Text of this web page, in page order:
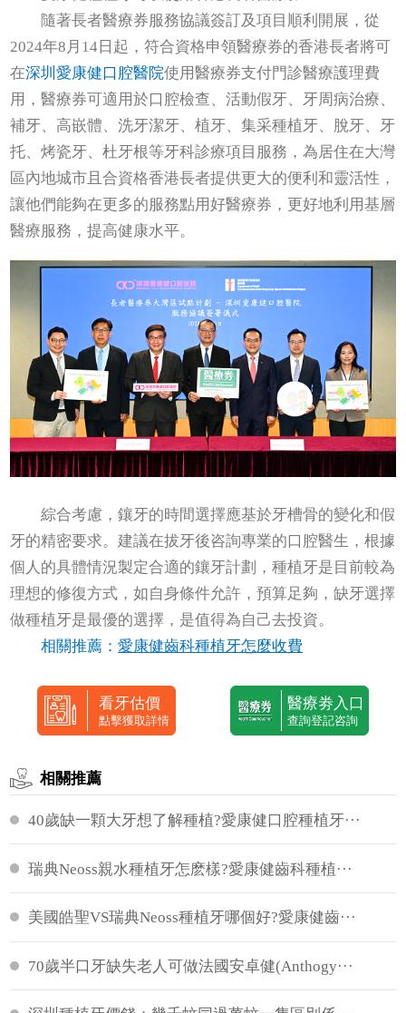
隨著長者醫療券服務協議簽訂及項目順利開展，從
2024年8月14日起，符合資格申領醫療券的香港長者將可
在深圳愛康健口腔醫院使用醫療券支付門診醫療護理費
用，醫療券可適用於口腔檢查、活動假牙、牙周病治療、
補牙、高嵌體、洗牙潔牙、植牙、集采種植牙、脫牙、牙
托、烤瓷牙、杜牙根等牙科診療項目服務，為居住在大灣
區內地城市且合資格香港長者提供更大的便利和靈活性，
讓他們能夠在更多的服務點用好醫療券，更好地利用基層
醫療服務，提高健康水平。
綜合考慮，鑲牙的時間選擇應基於牙槽骨的變化和假
牙的精密要求。建議在拔牙後咨詢專業的口腔醫生，根據
個人的具體情況製定合適的鑲牙計劃，種植牙是目前較為
理想的修復方式，如自身條件允許，預算足夠，缺牙選擇
做種植牙是最優的選擇，是值得為自己去投資。
相關推薦：愛康健齒科種植牙怎麼收費
看牙估價
點擊獲取詳情
醫療劵入口
查詢登記咨詢
相關推薦
40歲缺一顆大牙想了解種植?愛康健口腔種植牙···
瑞典Neoss親水種植牙怎麽樣?愛康健齒科種植···
美國皓聖VS瑞典Neoss種植牙哪個好?愛康健齒···
70歲半口牙缺失老人可做法國安卓健(Anthogy···